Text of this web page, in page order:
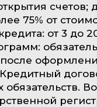
счетов;
75% от
от 3 до
обязательств.